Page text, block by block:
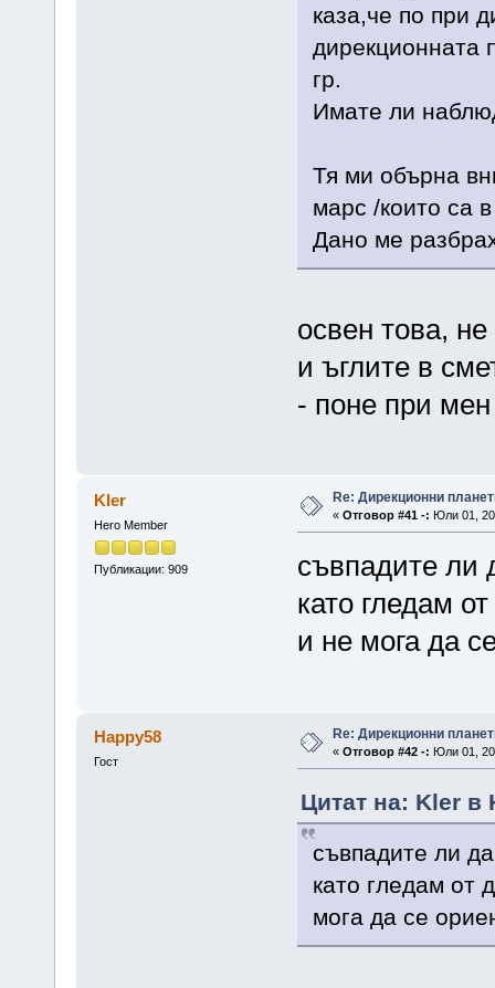
каза,че по при
дирекционната
гр.
Имате ли
Тя ми обърна
марс /които са
Дано ме
освен това,
и ъглите в
- поне при
Kler
Hero Member
Публикации: 909
Re: Дирекционни
« Отговор #41 -: Юли 01,
съвпадите ли
като гледам
и не мога да
Happy58
Гост
Re: Дирекционни
« Отговор #42 -: Юли 01,
Цитат на: Kler в
съвпадите ли
като гледам от
мога да се